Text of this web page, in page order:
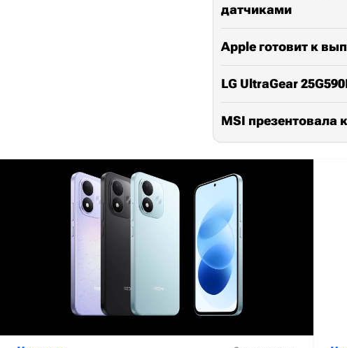
датчиками
Apple готовит к
LG UltraGear
MSI презентовала